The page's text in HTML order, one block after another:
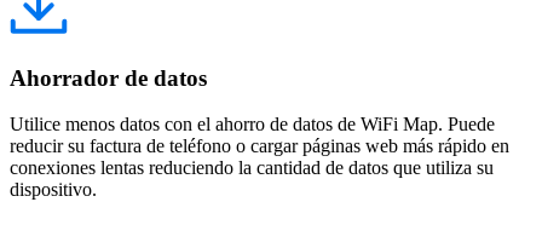
Ahorrador de datos
Utilice menos datos con el ahorro de datos de WiFi Map. Puede
reducir su factura de teléfono o cargar páginas web más rápido en
conexiones lentas reduciendo la cantidad de datos que utiliza su
dispositivo.